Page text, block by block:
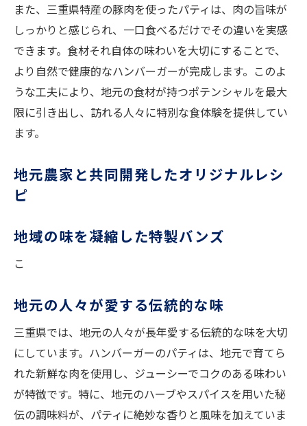
また、三重県特産の豚肉を使ったパティは、肉の旨味が
しっかりと感じられ、一口食べるだけでその違いを実感
できます。食材それ自体の味わいを大切にすることで、
より自然で健康的なハンバーガーが完成します。このよ
うな工夫により、地元の食材が持つポテンシャルを最大
限に引き出し、訪れる人々に特別な食体験を提供してい
ます。
地元農家と共同開発したオリジナルレシ
ピ
地域の味を凝縮した特製バンズ
こ
地元の人々が愛する伝統的な味
三重県では、地元の人々が長年愛する伝統的な味を大切
にしています。ハンバーガーのパティは、地元で育てら
れた新鮮な肉を使用し、ジューシーでコクのある味わい
が特徴です。特に、地元のハーブやスパイスを用いた秘
伝の調味料が、パティに絶妙な香りと風味を加えていま